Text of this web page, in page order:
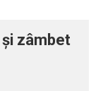
zâmbet